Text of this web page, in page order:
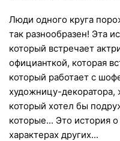
Люди одного круга
так разнообразен! Эта
который встречает
официанткой, которая
который работает с
художницу-декоратора,
который хотел бы
которые... Это история
характерах других...